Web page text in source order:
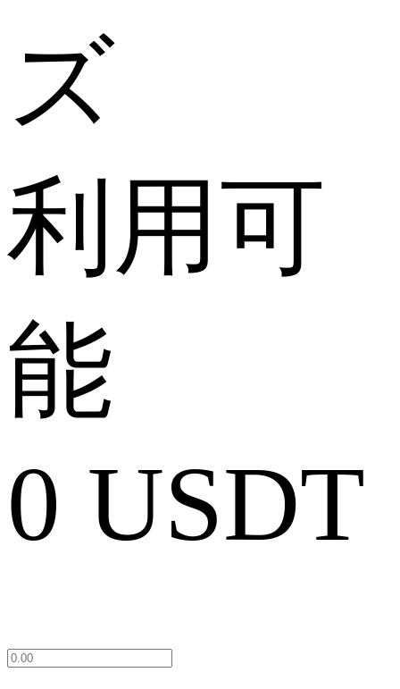
ズ
利用可
能
0 USDT